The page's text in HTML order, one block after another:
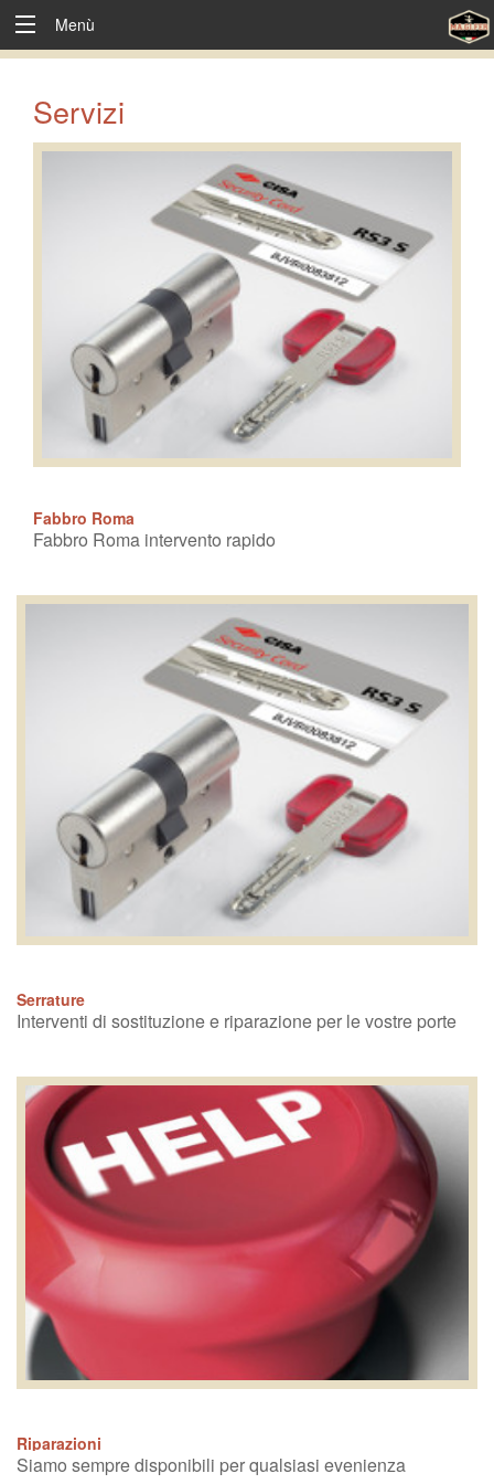
Menù
Servizi
Fabbro Roma
Fabbro Roma intervento rapido
Serrature
Interventi di sostituzione e riparazione per le vostre porte
Riparazioni
Siamo sempre disponibili per qualsiasi evenienza